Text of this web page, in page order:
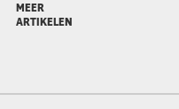
MEER
ARTIKELEN